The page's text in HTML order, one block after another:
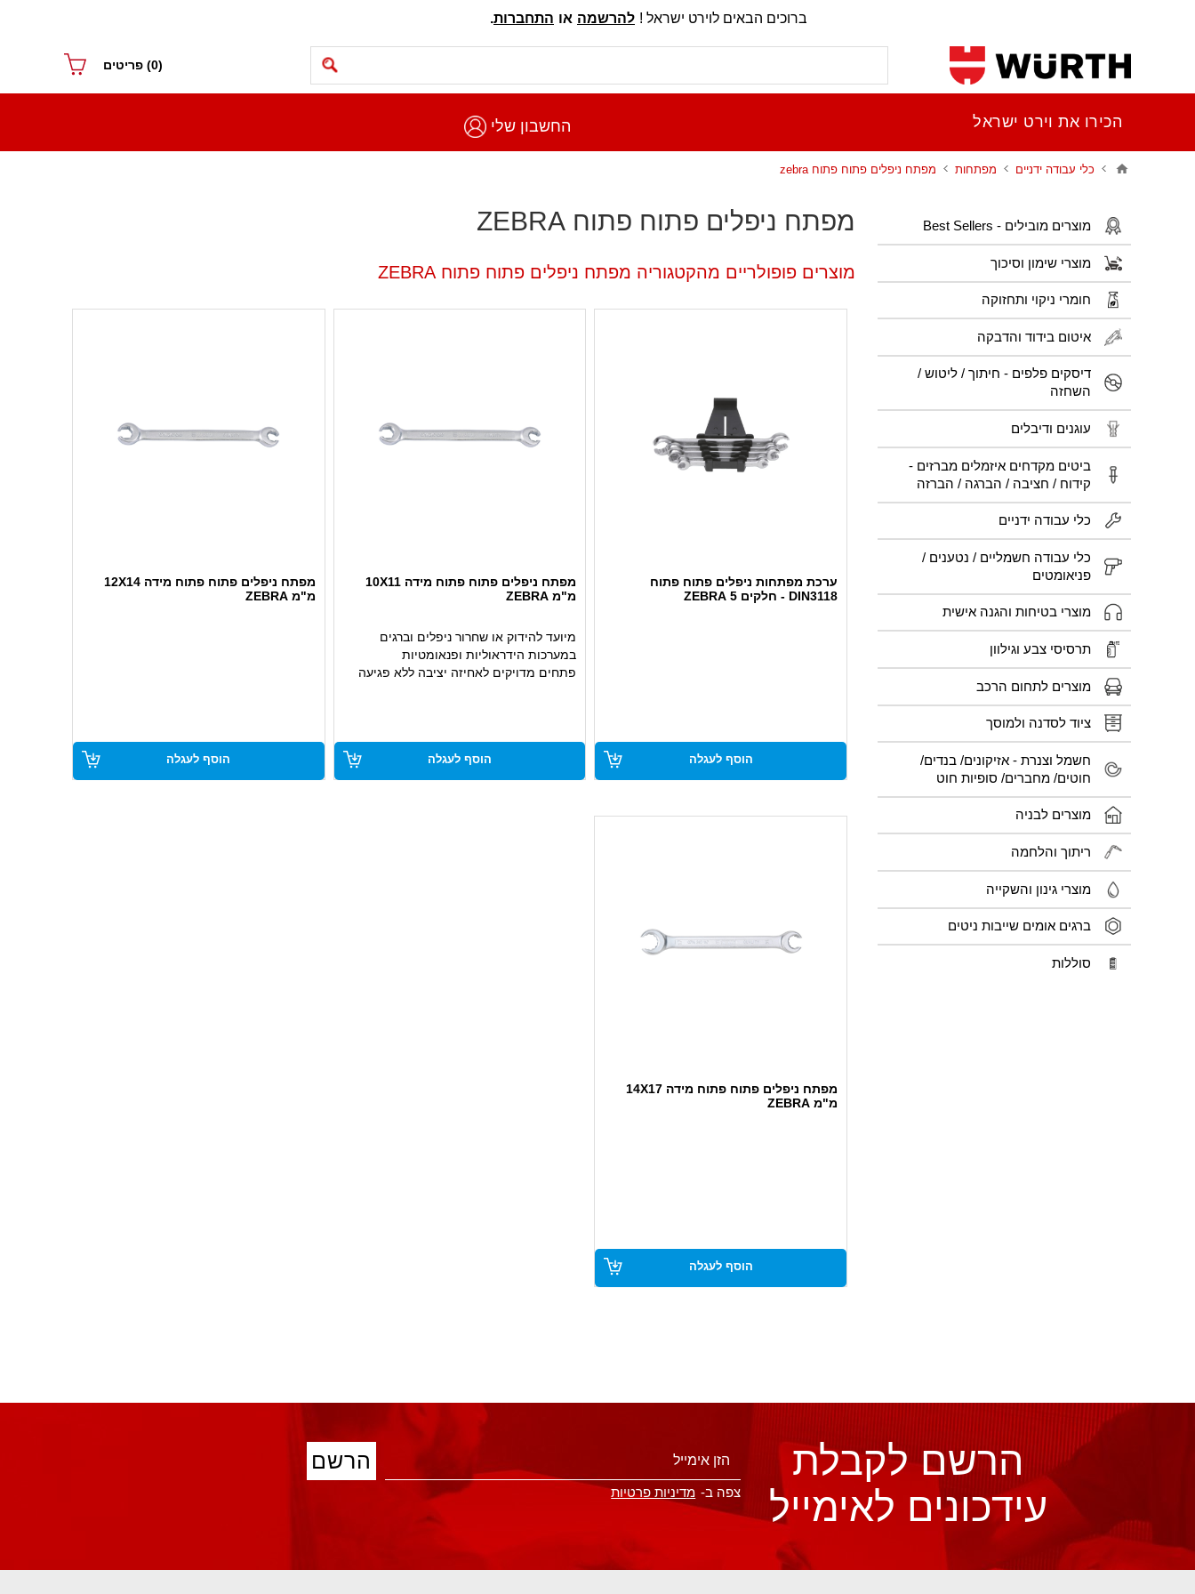
ברוכים הבאים לוירט ישראל ! להרשמה או התחברות.
(0) פריטים
מוצרים מובילים - Best Sellers
מוצרי שימון וסיכוך
חומרי ניקוי ותחזוקה
איטום בידוד והדבקה
דיסקים פלפים - חיתוך / ליטוש /
השחזה
עוגנים ודיבלים
ביטים מקדחים איזמלים מברזים -
קידוח / חציבה / הברגה / הברזה
כלי עבודה ידניים
כלי עבודה חשמליים / נטענים /
פניאומטים
מוצרי בטיחות והגנה אישית
תרסיסי צבע וגילוון
מוצרים לתחום הרכב
ציוד לסדנה ולמוסך
חשמל וצנרת - אזיקונים/ בנדים/
חוטים/ מחברים/ סופיות חוט
מוצרים לבניה
ריתוך והלחמה
מוצרי גינון והשקייה
ברגים אומים שייבות ניטים
סוללות
הכירו את וירט ישראל החשבון שלי
כלי עבודה ידניים מפתחות מפתח ניפלים פתוח פתוח zebra
מפתח ניפלים פתוח פתוח ZEBRA
מוצרים פופולריים מהקטגוריה מפתח ניפלים פתוח פתוח ZEBRA
ערכת מפתחות ניפלים פתוח פתוח
DIN3118 - חלקים 5 ZEBRA
הוסף לעגלה
מפתח ניפלים פתוח פתוח מידה 10X11
מ"מ ZEBRA
מיועד להידוק או שחרור ניפלים וברגים
במערכות הידראוליות ופנאומטיות
פתחים מדויקים לאחיזה יציבה ללא פגיעה
מתאים לשימוש מקצועי בתחזוקה, מוסכים
הוסף לעגלה
מפתח ניפלים פתוח פתוח מידה 12X14
מ"מ ZEBRA
הוסף לעגלה
מפתח ניפלים פתוח פתוח מידה 14X17
מ"מ ZEBRA
הוסף לעגלה
הרשם לקבלת
עידכונים לאימייל
צפה ב- מדיניות פרטיות